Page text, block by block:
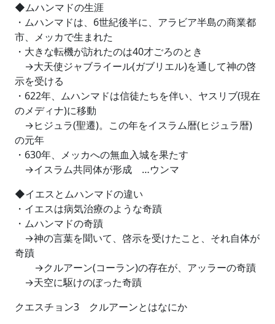
◆ムハンマドの生涯
・ムハンマドは、6世紀後半に、アラビア半島の商業都
市、メッカで生まれた
・大きな転機が訪れたのは40才ごろのとき
→大天使ジャブライール(ガブリエル)を通して神の啓
示を受ける
・622年、ムハンマドは信徒たちを伴い、ヤスリブ(現在
のメディナ)に移動
→ヒジュラ(聖遷)。この年をイスラム暦(ヒジュラ暦)
の元年
・630年、メッカへの無血入城を果たす
→イスラム共同体が形成 …ウンマ
◆イエスとムハンマドの違い
・イエスは病気治療のような奇蹟
・ムハンマドの奇蹟
→神の言葉を聞いて、啓示を受けたこと、それ自体が
奇蹟
→クルアーン(コーラン)の存在が、アッラーの奇蹟
→天空に駆けのぼった奇蹟
クエスチョン3 クルアーンとはなにか